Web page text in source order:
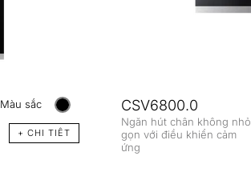
Màu sắc
+ CHI TIÊT
CSV6800.0
Ngăn hút chân không nhỏ
gọn với điều khiển cảm
ứng